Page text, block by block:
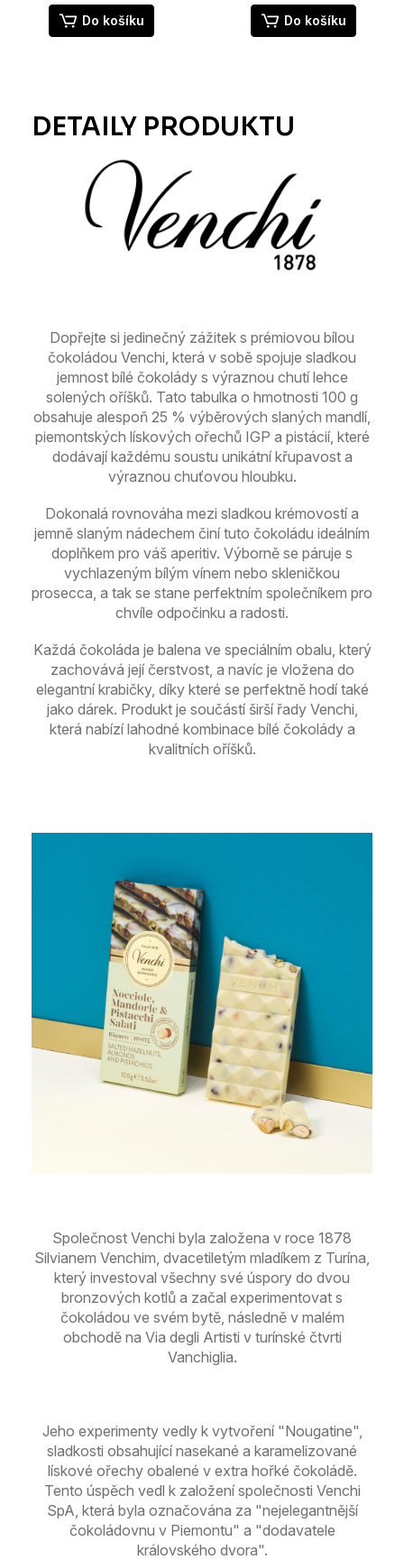
Do košíku Do košíku
Dopřejte si jedinečný zážitek s prémiovou bílou
čokoládou Venchi, která v sobě spojuje sladkou
jemnost bílé čokolády s výraznou chutí lehce
solených oříšků. Tato tabulka o hmotnosti 100 g
obsahuje alespoň 25 % výběrových slaných mandlí,
piemontských lískových ořechů IGP a pistácií, které
dodávají každému soustu unikátní křupavost a
výraznou chuťovou hloubku.
Dokonalá rovnováha mezi sladkou krémovostí a
jemně slaným nádechem činí tuto čokoládu ideálním
doplňkem pro váš aperitiv. Výborně se páruje s
vychlazeným bílým vínem nebo skleničkou
prosecca, a tak se stane perfektním společníkem pro
chvíle odpočinku a radosti.
Každá čokoláda je balena ve speciálním obalu, který
zachovává její čerstvost, a navíc je vložena do
elegantní krabičky, díky které se perfektně hodí také
jako dárek. Produkt je součástí širší řady Venchi,
která nabízí lahodné kombinace bílé čokolády a
kvalitních oříšků.
Společnost Venchi byla založena v roce 1878
Silvianem Venchim, dvacetiletým mladíkem z Turína,
který investoval všechny své úspory do dvou
bronzových kotlů a začal experimentovat s
čokoládou ve svém bytě, následně v malém
obchodě na Via degli Artisti v turínské čtvrti
Vanchiglia.
Jeho experimenty vedly k vytvoření "Nougatine",
sladkosti obsahující nasekané a karamelizované
lískové ořechy obalené v extra hořké čokoládě.
Tento úspěch vedl k založení společnosti Venchi
SpA, která byla označována za "nejelegantnější
čokoládovnu v Piemontu" a "dodavatele
královského dvora".